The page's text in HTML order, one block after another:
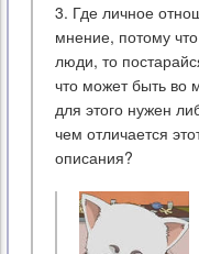
3. Где личное
мнение, потому
люди, то
что может быть во
для этого нужен
чем отличается
описания?